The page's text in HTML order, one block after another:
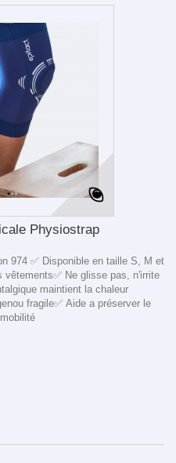
Physiostrap
974 ✅ Disponible en taille S, M et
Ne glisse pas, n'irrite
maintient la chaleur
fragile✅ Aide a préserver le